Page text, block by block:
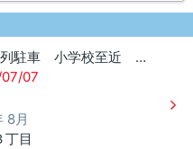
南道路 2台並列駐車 小学校至近 松戸市五香西3丁目
07
8月
丁目